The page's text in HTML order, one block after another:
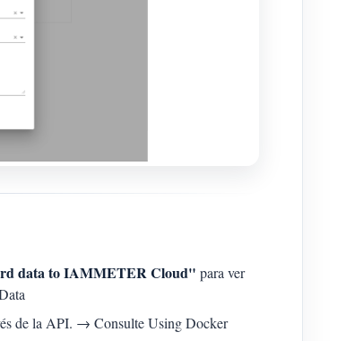
data to IAMMETER Cloud" para ver
de la API. → Consulte Using Docker